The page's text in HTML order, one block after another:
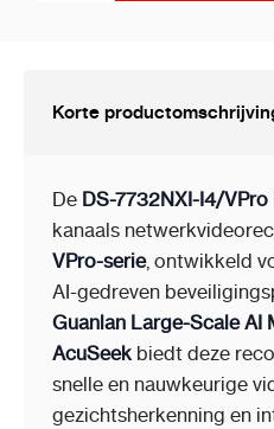
Korte
De DS-7732NXI-I4/VPro
kanaals
VPro-serie, ontwikkeld
AI-gedreven
Guanlan Large-Scale AI
AcuSeek biedt deze
snelle en nauwkeurige
gezichtsherkenning en